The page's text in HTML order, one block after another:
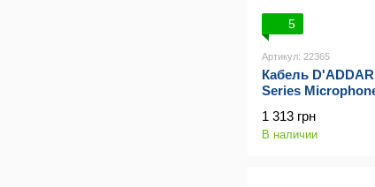
5
Артикул: 22365
Кабель
Series
1 313 грн
В наличии